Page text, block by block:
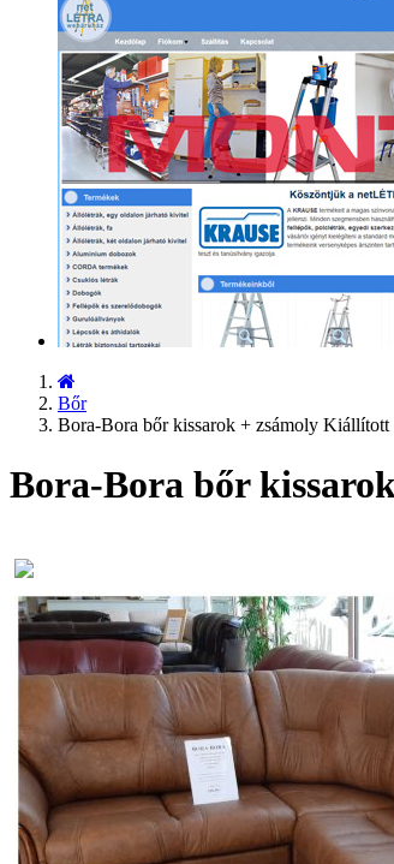
Bőr
Bora-Bora bőr kissarok + zsámoly Kiállított
Bora-Bora bőr